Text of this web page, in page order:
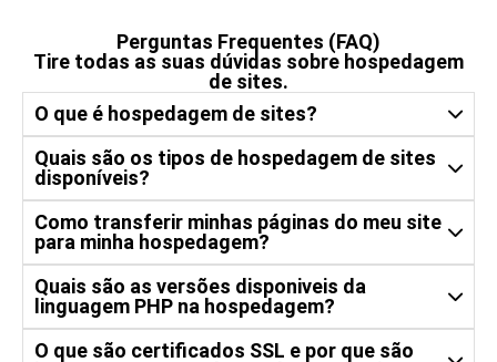
Perguntas Frequentes (FAQ)
Tire todas as suas dúvidas sobre hospedagem
de sites.
O que é hospedagem de sites?
Hospedagem de sites é um serviço que permite
que indivíduos e empresas publiquem seus sites na
internet. É fornecido por empresas de hospedagem
que disponibilizam espaço em servidores para
armazenar os arquivos do site.
Quais são os tipos de hospedagem de sites
disponíveis?
Os tipos comuns incluem hospedagem
compartilhada, VPS (Servidor Virtual Privado),
hospedagem dedicada e hospedagem na nuvem.
Como transferir minhas páginas do meu site
para minha hospedagem?
A publicação do seu site consiste, basicamente, na
transferência dos arquivos que constituem sua
aplicação para nossos servidores. Esta
transferência deve ser feita através de um
Quais são as versões disponiveis da
linguagem PHP na hospedagem?
Atualmente os planos de Hospedagens de sites
O que são certificados SSL e por que são